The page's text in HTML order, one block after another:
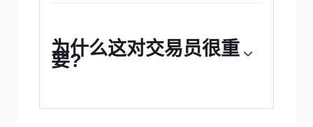
为什么这对交易员很重
要?
releases the Gross Domestic Product (GDP)